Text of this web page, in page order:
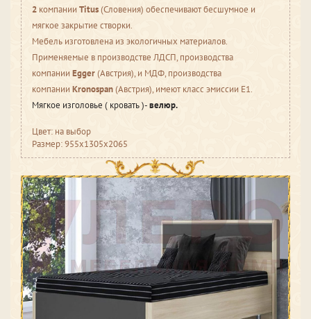
2 компании Titus(Словения) обеспечивают бесшумное и
мягкое закрытие створки.
Мебель изготовлена из экологичных материалов.
Применяемые в производстве ЛДСП, производства
компании Egger(Австрия), и МДФ, производства
компании Kronospan(Австрия), имеют класс эмиссии Е1.
Мягкое изголовье ( кровать )-велюр.
Цвет: на выбор
Размер: 955х1305х2065